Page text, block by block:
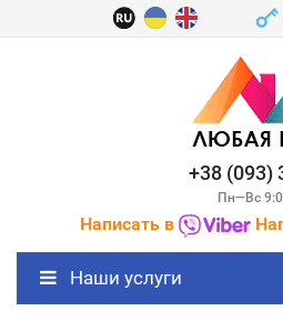
+38 (093)
Пн—Вс
Написать в
Наши услуги